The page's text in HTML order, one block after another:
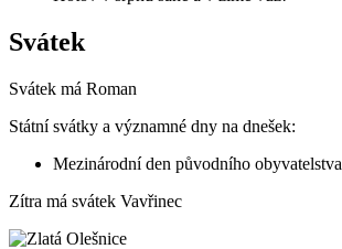
Svátek
Svátek má Roman
Státní svátky a významné dny na dnešek:
Mezinárodní den původního obyvatelstva
Zítra má svátek Vavřinec